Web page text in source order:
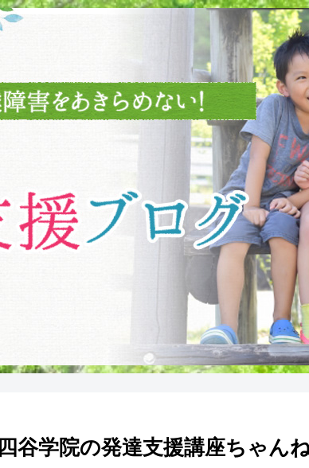
谷学院の発達支援講座ちゃん